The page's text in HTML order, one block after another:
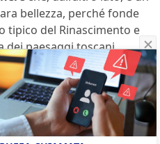
bellezza, perché fonde
tipico del Rinascimento e
dei paesaggi toscani.
e domina dall’alto le
potremmo
in uno spazio fatto di
specchi d’acqua.